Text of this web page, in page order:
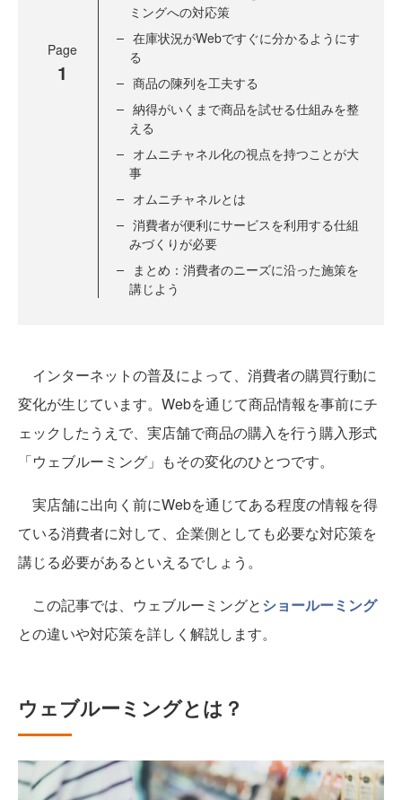
Page
1
ミングへの対応策
在庫状況がWebですぐに分かるようにす
る
商品の陳列を工夫する
納得がいくまで商品を試せる仕組みを整
える
オムニチャネル化の視点を持つことが大
事
オムニチャネルとは
消費者が便利にサービスを利用する仕組
みづくりが必要
まとめ：消費者のニーズに沿った施策を
講じよう
インターネットの普及によって、消費者の購買行動に
変化が生じています。Webを通じて商品情報を事前にチ
ェックしたうえで、実店舗で商品の購入を行う購入形式
「ウェブルーミング」もその変化のひとつです。
実店舗に出向く前にWebを通じてある程度の情報を得
ている消費者に対して、企業側としても必要な対応策を
講じる必要があるといえるでしょう。
この記事では、ウェブルーミングとショールーミング
との違いや対応策を詳しく解説します。
ウェブルーミングとは？